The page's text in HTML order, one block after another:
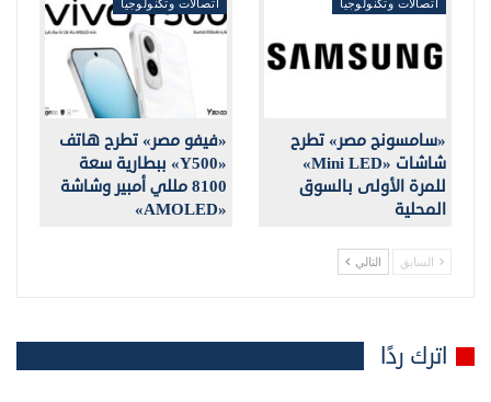
«سامسونج مصر» تطرح
شاشات «Mini LED»
للمرة الأولى بالسوق
المحلية
«فيفو مصر» تطرح هاتف
«Y500» ببطارية سعة
8100 مللي أمبير وشاشة
«AMOLED»
السابق التالي
اترك ردًا